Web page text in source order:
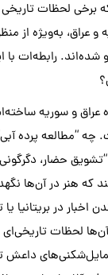
برخی لحظات
عراق، به‌ویژه از
رابطه‌ات با
عراق و سوریه
چه “مطالعه پرده
حضار،
که هنر در آن‌ها
اخبار در بریتانیا
لحظات
داعش